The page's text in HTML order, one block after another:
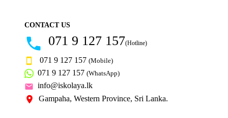
CONTACT US
071 9 127 157(Hotline)
071 9 127 157 (Mobile)
071 9 127 157 (WhatsApp)
info@iskolaya.lk
Gampaha, Western Province, Sri Lanka.